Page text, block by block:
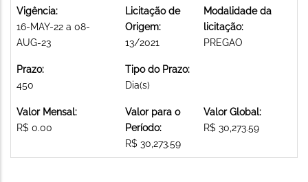
Vigência:
16-MAY-22 a 08-
AUG-23
Licitação de
Origem:
13/2021
Modalidade da
licitação:
PREGAO
Prazo:
450
Tipo do Prazo:
Dia(s)
Valor Mensal:
R$ 0.00
Valor para o
Período:
R$ 30,273.59
Valor Global:
R$ 30,273.59